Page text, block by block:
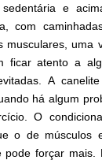
e
com
musculares, uma
ficar atento a
A
há algum
O
o de músculos
pode forçar